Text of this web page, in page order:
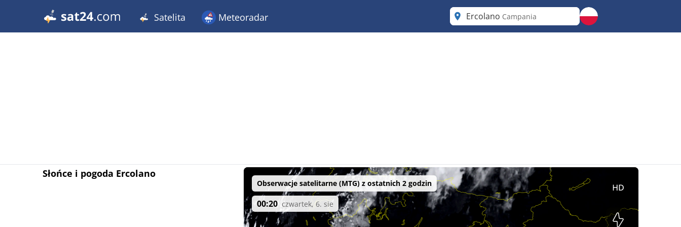
Satelita Meteoradar Ercolano Campania
Słońce i pogoda Ercolano
Obserwacje satelitarne (MTG) z ostatnich 2 godzin
00:20 czwartek, 6. sie